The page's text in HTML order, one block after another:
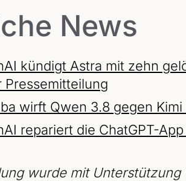
News
kündigt Astra mit zehn
Pressemitteilung
wirft Qwen 3.8 gegen Kimi
repariert die ChatGPT-
wurde mit